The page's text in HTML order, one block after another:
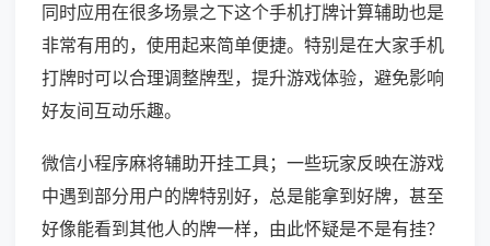
同时应用在很多场景之下这个手机打牌计算辅助也是
非常有用的，使用起来简单便捷。特别是在大家手机
打牌时可以合理调整牌型，提升游戏体验，避免影响
好友间互动乐趣。
微信小程序麻将辅助开挂工具；一些玩家反映在游戏
中遇到部分用户的牌特别好，总是能拿到好牌，甚至
好像能看到其他人的牌一样，由此怀疑是不是有挂？